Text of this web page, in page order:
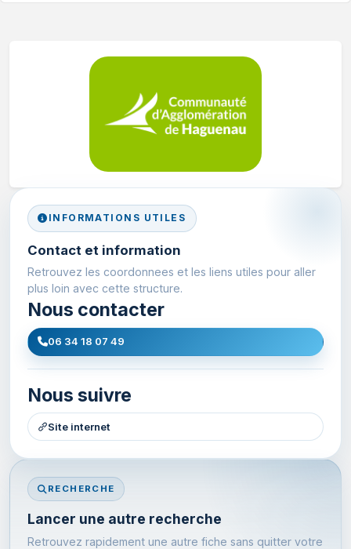
INFORMATIONS UTILES
Contact et information
Retrouvez les coordonnees et les liens utiles pour aller
plus loin avec cette structure.
Nous contacter
06 34 18 07 49
Nous suivre
Site internet
RECHERCHE
Lancer une autre recherche
Retrouvez rapidement une autre fiche sans quitter votre